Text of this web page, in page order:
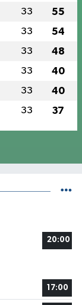
33 55
33 54
33 48
33 40
33 40
33 37
20:00
17:00